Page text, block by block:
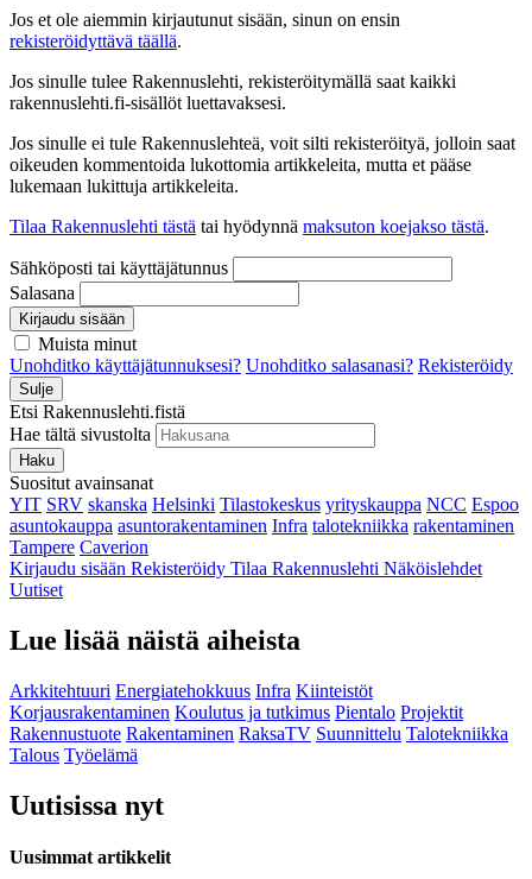
Jos et ole aiemmin kirjautunut sisään, sinun on ensin
rekisteröidyttävä täällä.
Jos sinulle tulee Rakennuslehti, rekisteröitymällä saat kaikki
rakennuslehti.fi-sisällöt luettavaksesi.
Jos sinulle ei tule Rakennuslehteä, voit silti rekisteröityä, jolloin saat
oikeuden kommentoida lukottomia artikkeleita, mutta et pääse
lukemaan lukittuja artikkeleita.
Tilaa Rakennuslehti tästä tai hyödynnä maksuton koejakso tästä.
Sähköposti tai käyttäjätunnus
Salasana
Kirjaudu sisään
Muista minut
Unohditko käyttäjätunnuksesi? Unohditko salasanasi? Rekisteröidy
Sulje
Etsi Rakennuslehti.fistä
Hae tältä sivustolta
Haku
Suositut avainsanat
YIT SRV skanska Helsinki Tilastokeskus yrityskauppa NCC Espoo
asuntokauppa asuntorakentaminen Infra talotekniikka rakentaminen
Tampere Caverion
Kirjaudu sisään Rekisteröidy Tilaa Rakennuslehti Näköislehdet
Uutiset
Lue lisää näistä aiheista
Arkkitehtuuri Energiatehokkuus Infra Kiinteistöt
Korjausrakentaminen Koulutus ja tutkimus Pientalo Projektit
Rakennustuote Rakentaminen RaksaTV Suunnittelu Talotekniikka
Talous Työelämä
Uutisissa nyt
Uusimmat artikkelit